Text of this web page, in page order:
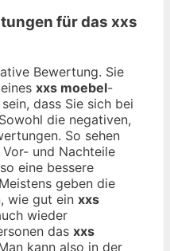
für das xxs
Bewertung. Sie
xxs moebel-
dass Sie sich bei
die negativen,
So sehen
und Nachteile
eine bessere
geben die
wie gut ein xxs
wieder
das xxs
kann also in der